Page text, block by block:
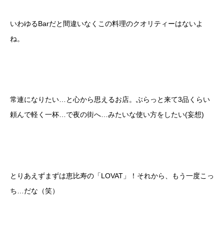
いわゆるBarだと間違いなくこの料理のクオリティーはないよ
ね。
常連になりたい…と心から思えるお店。ぶらっと来て3品くらい
頼んで軽く一杯…で夜の街へ…みたいな使い方をしたい(妄想)
とりあえずまずは恵比寿の「LOVAT」！それから、もう一度こっ
ち…だな（笑）